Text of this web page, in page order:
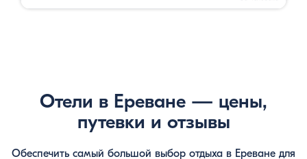
Отели в Ереване — цены,
путевки и отзывы
Обеспечить самый большой выбор отдыха в Ереване для